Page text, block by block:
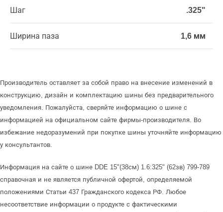
Шаг .325"
Ширина паза 1,6 мм
Производитель оставляет за собой право на внесение изменений в
конструкцию, дизайн и комплектацию шины без предварительного
уведомления. Пожалуйста, сверяйте информацию о шине с
информацией на официальном сайте фирмы-производителя. Во
избежание недоразумений при покупке шины уточняйте информацию
у консультантов.
Информация на сайте о шине DDE 15"(38см) 1.6:325" (62зв) 799-789
справочная и не является публичной офертой, определяемой
положениями Статьи 437 Гражданского кодекса РФ. Любое
несоответствие информации о продукте с фактическими